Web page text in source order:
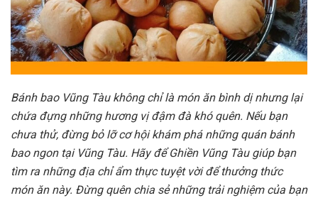
Bánh bao Vũng Tàu không chỉ là món ăn bình dị nhưng lại
chứa đựng những hương vị đậm đà khó quên. Nếu bạn
chưa thử, đừng bỏ lỡ cơ hội khám phá những quán bánh
bao ngon tại Vũng Tàu. Hãy để Ghiền Vũng Tàu giúp bạn
tìm ra những địa chỉ ẩm thực tuyệt vời để thưởng thức
món ăn này. Đừng quên chia sẻ những trải nghiệm của bạn